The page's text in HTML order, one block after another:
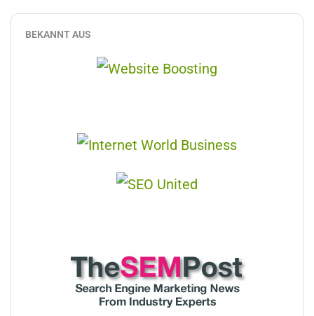
BEKANNT AUS